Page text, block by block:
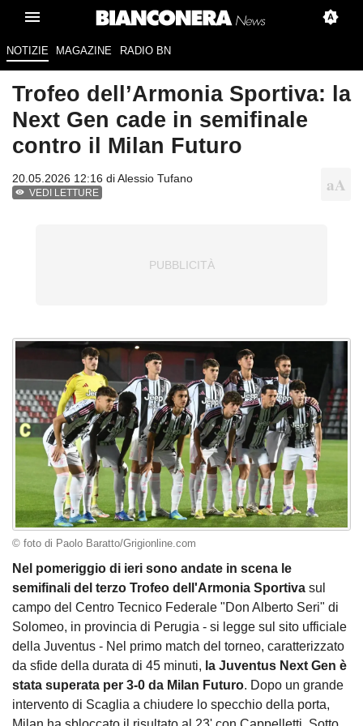
NOTIZIE MAGAZINE RADIO BN
Trofeo dell’Armonia Sportiva: la
Next Gen cade in semifinale
contro il Milan Futuro
20.05.2026 12:16 diAlessio Tufano
VEDI LETTURE
© foto di Paolo Baratto/Grigionline.com
Nel pomeriggio di ieri sono andate in scena le
semifinali del terzo Trofeo dell'Armonia Sportiva sul
campo del Centro Tecnico Federale "Don Alberto Seri" di
Solomeo, in provincia di Perugia - si legge sul sito ufficiale
della Juventus - Nel primo match del torneo, caratterizzato
da sfide della durata di 45 minuti, la Juventus Next Gen è
stata superata per 3-0 da Milan Futuro. Dopo un grande
intervento di Scaglia a chiudere lo specchio della porta,